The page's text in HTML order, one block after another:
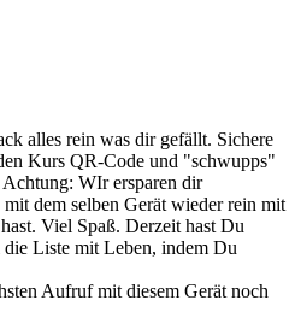
alles rein was dir gefällt. Sichere
Kurs QR-Code und "schwupps"
WIr ersparen dir
dem selben Gerät wieder rein mit
Viel Spaß. Derzeit hast Du
Liste mit Leben, indem Du
Aufruf mit diesem Gerät noch